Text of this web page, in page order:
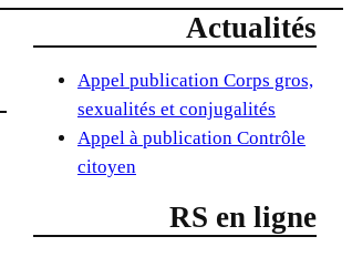
Actualités
Appel publication Corps gros,
sexualités et conjugalités
Appel à publication Contrôle
citoyen
RS en ligne